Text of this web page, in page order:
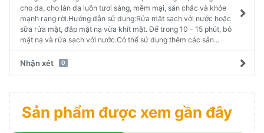
cho da, cho làn da luôn tươi sáng, mềm mại, săn chắc và khỏe
mạnh rạng rời.Hướng dẫn sử dụng:Rửa mặt sạch với nước hoặc
sữa rửa mặt, đắp mặt nạ vừa khít mặt. Để trong 10 - 15 phút, bỏ
mặt nạ và rửa sạch với nước.Có thể sử dụng thêm các sản...
Nhận xét 0
Sản phẩm được xem gần đây